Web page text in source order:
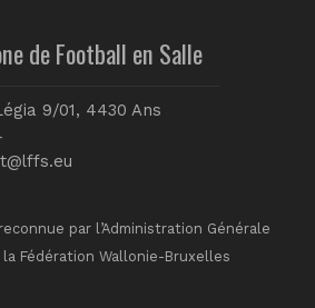
de Football en Salle
9/01, 4430 Ans
par l’Administration Générale
Fédération Wallonie-Bruxelles